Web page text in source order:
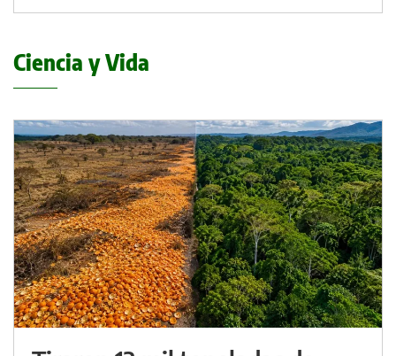
Ciencia y Vida